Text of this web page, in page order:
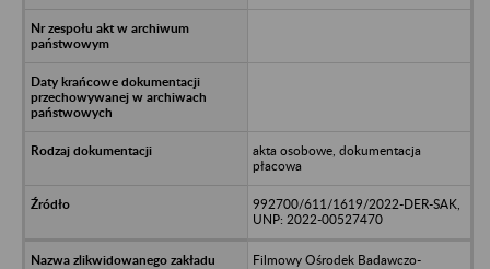
akta osobowe, dokumentacja
płacowa
992700/611/1619/2022-DER-SAK,
UNP: 2022-00527470
Filmowy Ośrodek Badawczo-